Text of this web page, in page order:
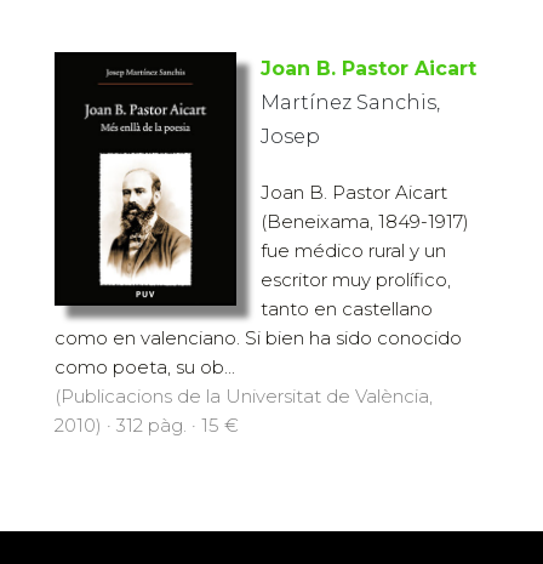
Joan B. Pastor Aicart
Martínez Sanchis,
Josep
Joan B. Pastor Aicart
(Beneixama, 1849-1917)
fue médico rural y un
escritor muy prolífico,
tanto en castellano
como en valenciano. Si bien ha sido conocido
como poeta, su ob...
(Publicacions de la Universitat de València,
2010) · 312 pàg. · 15 €